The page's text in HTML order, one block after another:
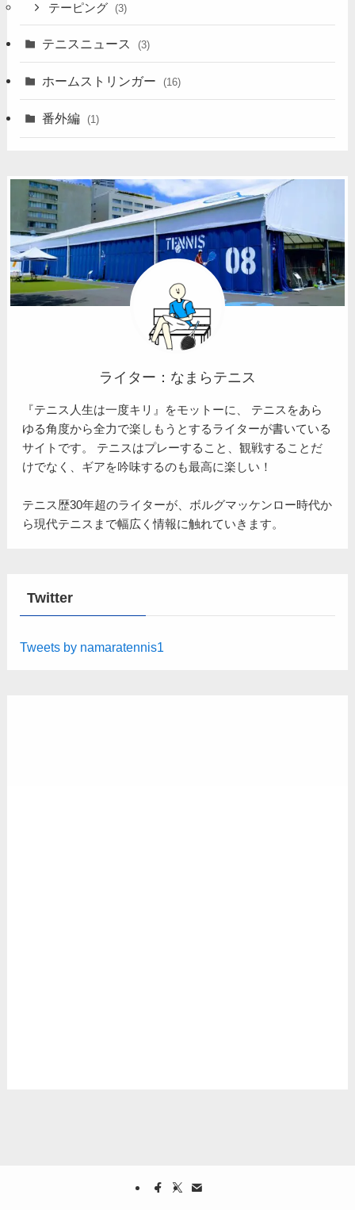
テーピング (3)
テニスニュース (3)
ホームストリンガー (16)
番外編 (1)
ライター：なまらテニス
『テニス人生は一度キリ』をモットーに、 テニスをあら
ゆる角度から全力で楽しもうとするライターが書いている
サイトです。 テニスはプレーすること、観戦することだ
けでなく、ギアを吟味するのも最高に楽しい！
テニス歴30年超のライターが、ボルグマッケンロー時代か
ら現代テニスまで幅広く情報に触れていきます。
Twitter
Tweets by namaratennis1